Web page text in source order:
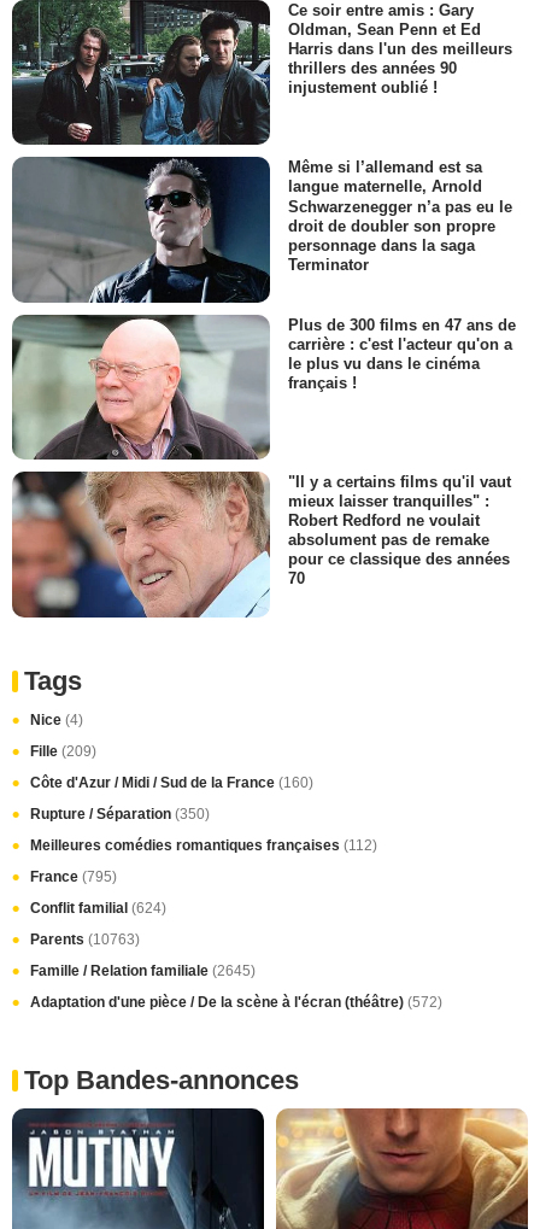
Ce soir entre amis : Gary
Oldman, Sean Penn et Ed
Harris dans l'un des meilleurs
thrillers des années 90
injustement oublié !
Même si l’allemand est sa
langue maternelle, Arnold
Schwarzenegger n’a pas eu le
droit de doubler son propre
personnage dans la saga
Terminator
Plus de 300 films en 47 ans de
carrière : c'est l'acteur qu'on a
le plus vu dans le cinéma
français !
"Il y a certains films qu'il vaut
mieux laisser tranquilles" :
Robert Redford ne voulait
absolument pas de remake
pour ce classique des années
70
Tags
Nice (4)
Fille (209)
Côte d'Azur / Midi / Sud de la France (160)
Rupture / Séparation (350)
Meilleures comédies romantiques françaises (112)
France (795)
Conflit familial (624)
Parents (10763)
Famille / Relation familiale (2645)
Adaptation d'une pièce / De la scène à l'écran (théâtre) (572)
Top Bandes-annonces